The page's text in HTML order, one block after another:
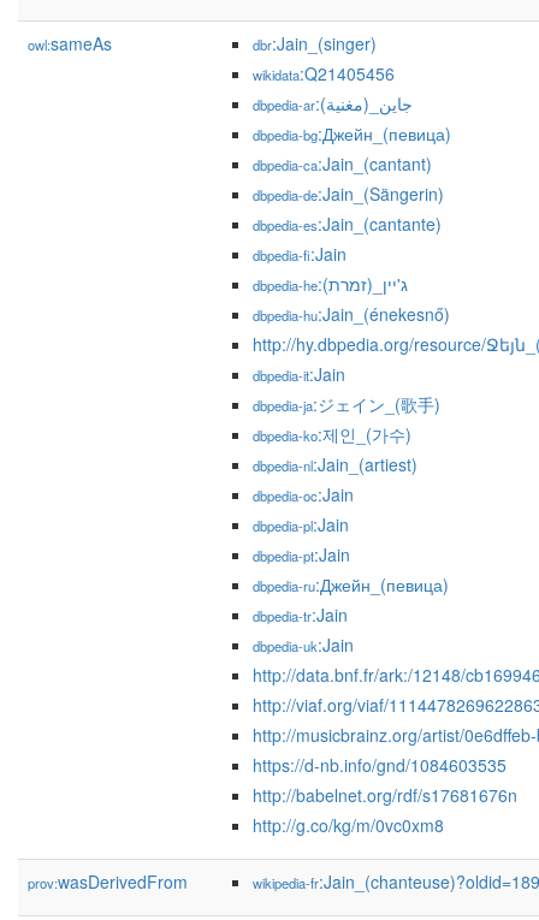
owl:sameAs dbr:Jain_(singer)
wikidata:Q21405456
dbpedia-ar :جاين_(مغنية)
dbpedia-bg:Джейн_(певица)
dbpedia-ca:Jain_(cantant)
dbpedia-de:Jain_(Sängerin)
dbpedia-es:Jain_(cantante)
dbpedia-fi:Jain
dbpedia-he :ג'יין_(זמרת)
dbpedia-hu:Jain_(énekesnő)
http://hy.dbpedia.org/resource/
dbpedia-it:Jain
dbpedia-ja:ジェイン_(歌手)
dbpedia-ko:제인_(가수)
dbpedia-nl:Jain_(artiest)
dbpedia-oc:Jain
dbpedia-pl:Jain
dbpedia-pt:Jain
dbpedia-ru:Джейн_(певица)
dbpedia-tr:Jain
dbpedia-uk:Jain
http://data.bnf.fr/ark:/12148/
http://viaf.org/viaf/
http://musicbrainz.org/artist/
https://d-nb.info/gnd/1084603535
http://babelnet.org/rdf/s17681676n
http://g.co/kg/m/0vc0xm8
prov:wasDerivedFrom wikipedia-fr